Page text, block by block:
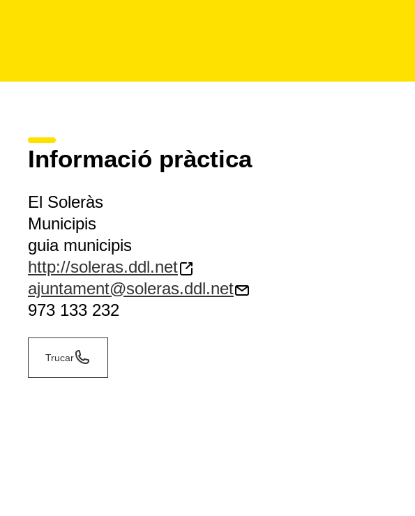
Informació pràctica
El Soleràs
Municipis
guia municipis
http://soleras.ddl.net
ajuntament@soleras.ddl.net
973 133 232
Trucar